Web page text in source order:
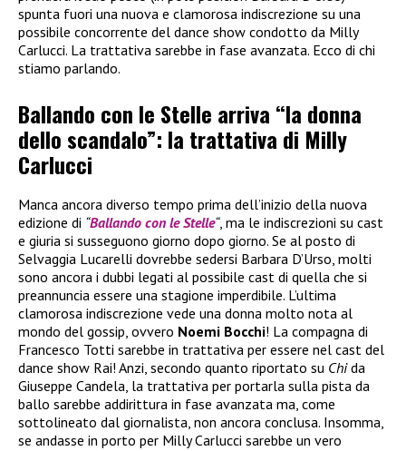
spunta fuori una nuova e clamorosa indiscrezione su una
possibile concorrente del dance show condotto da Milly
Carlucci. La trattativa sarebbe in fase avanzata. Ecco di chi
stiamo parlando.
Ballando con le Stelle arriva “la donna
dello scandalo”: la trattativa di Milly
Carlucci
Manca ancora diverso tempo prima dell’inizio della nuova
edizione di “Ballando con le Stelle“, ma le indiscrezioni su cast
e giuria si susseguono giorno dopo giorno. Se al posto di
Selvaggia Lucarelli dovrebbe sedersi Barbara D’Urso, molti
sono ancora i dubbi legati al possibile cast di quella che si
preannuncia essere una stagione imperdibile. L’ultima
clamorosa indiscrezione vede una donna molto nota al
mondo del gossip, ovvero Noemi Bocchi! La compagna di
Francesco Totti sarebbe in trattativa per essere nel cast del
dance show Rai! Anzi, secondo quanto riportato su Chida
Giuseppe Candela, la trattativa per portarla sulla pista da
ballo sarebbe addirittura in fase avanzata ma, come
sottolineato dal giornalista, non ancora conclusa. Insomma,
se andasse in porto per Milly Carlucci sarebbe un vero